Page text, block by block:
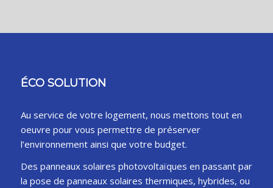
ÉCO SOLUTION
Au service de votre logement, nous mettons tout en
oeuvre pour vous permettre de préserver
l’environnement ainsi que votre budget.
Des panneaux solaires photovoltaïques en passant par
la pose de panneaux solaires thermiques, hybrides, ou